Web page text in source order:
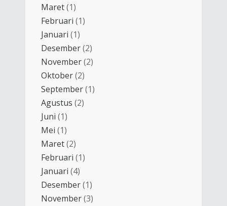
Maret(1)
Februari (1)
Januari (1)
Desember(2)
November(2)
Oktober(2)
September(1)
Agustus (2)
Juni (1)
Mei (1)
Maret(2)
Februari (1)
Januari (4)
Desember(1)
November(3)